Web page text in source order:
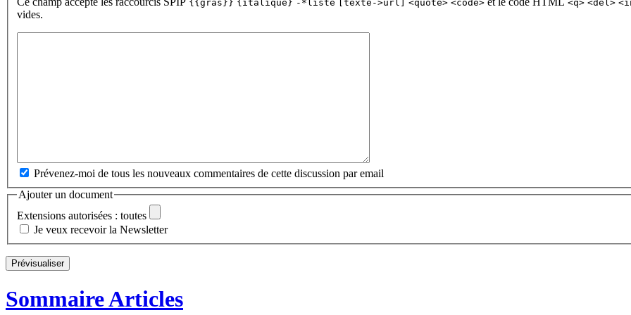
{{gras}} {italique} -*liste [texte->url] <quote> <code> <q> <del>
vides.
Prévenez-moi de tous les nouveaux commentaires de cette discussion par email
Ajouter un document
Extensions autorisées : toutes
Je veux recevoir la Newsletter
Sommaire Articles